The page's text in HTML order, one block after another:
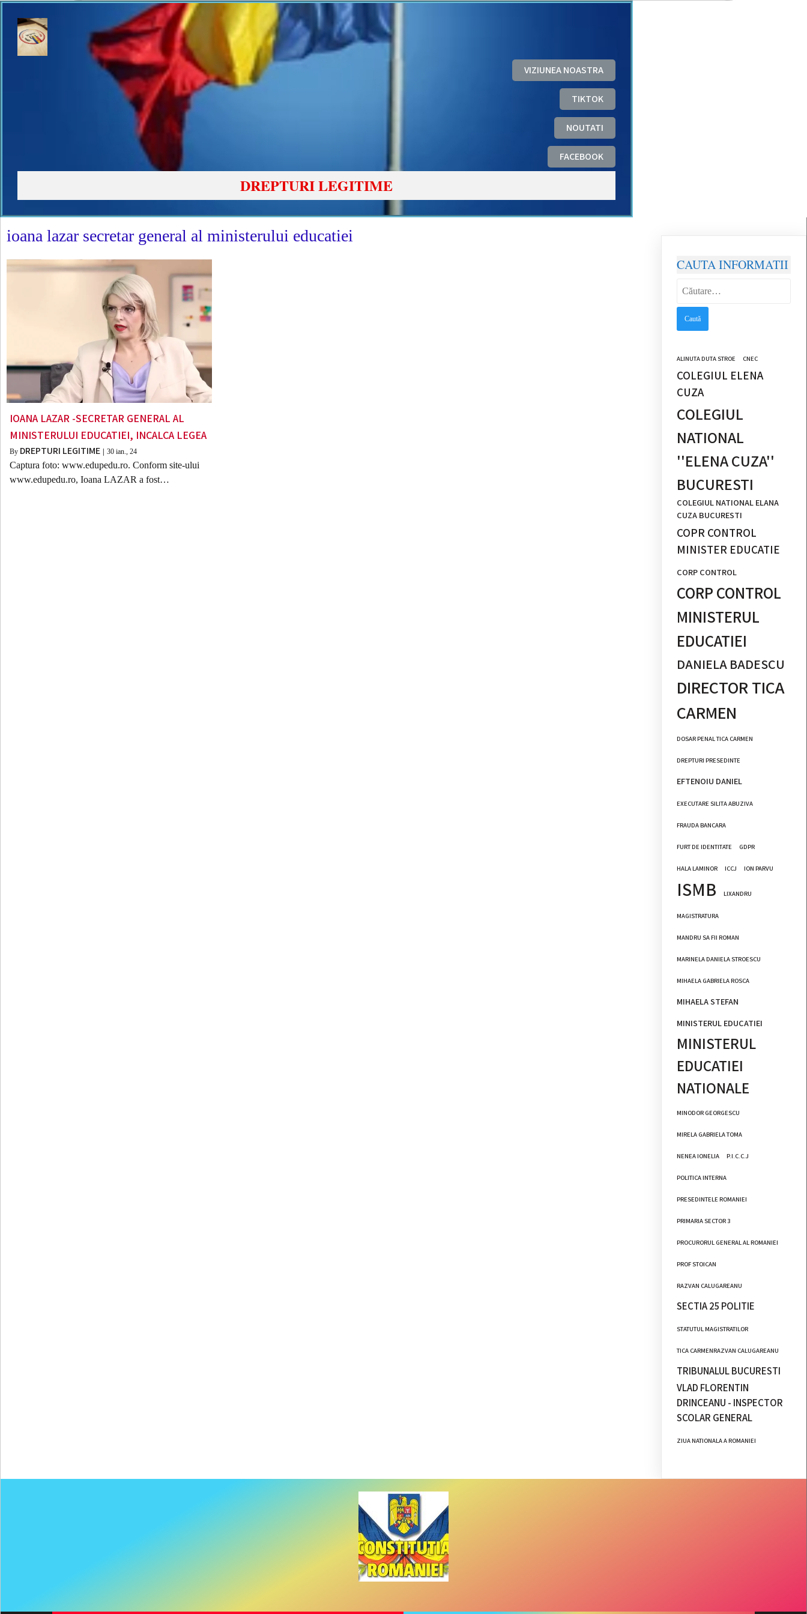
VIZIUNEA NOASTRA
TIKTOK
NOUTATI
FACEBOOK
DREPTURI LEGITIME
ioana lazar secretar general al ministerului educatiei
IOANA LAZAR -SECRETAR GENERAL AL
MINISTERULUI EDUCATIEI, INCALCA LEGEA
By DREPTURI LEGITIME 30 ian., 24
Captura foto: www.edupedu.ro. Conform site-ului
www.edupedu.ro, Ioana LAZAR a fost…
CAUTA INFORMATII
ALINUTA DUTA STROE CNEC
COLEGIUL ELENA
CUZA
COLEGIUL
NATIONAL
''ELENA CUZA''
BUCURESTI
COLEGIUL NATIONAL ELANA
CUZA BUCURESTI
COPR CONTROL
MINISTER EDUCATIE
CORP CONTROL
CORP CONTROL
MINISTERUL
EDUCATIEI
DANIELA BADESCU
DIRECTOR TICA
CARMEN
DOSAR PENAL TICA CARMEN
DREPTURI PRESEDINTE
EFTENOIU DANIEL
EXECUTARE SILITA ABUZIVA
FRAUDA BANCARA
FURT DE IDENTITATE GDPR
HALA LAMINOR ICCJ ION PARVU
ISMB LIXANDRU
MAGISTRATURA
MANDRU SA FII ROMAN
MARINELA DANIELA STROESCU
MIHAELA GABRIELA ROSCA
MIHAELA STEFAN
MINISTERUL EDUCATIEI
MINISTERUL
EDUCATIEI
NATIONALE
MINODOR GEORGESCU
MIRELA GABRIELA TOMA
NENEA IONELIA P.I.C.C.J
POLITICA INTERNA
PRESEDINTELE ROMANIEI
PRIMARIA SECTOR 3
PROCURORUL GENERAL AL ROMANIEI
PROF STOICAN
RAZVAN CALUGAREANU
SECTIA 25 POLITIE
STATUTUL MAGISTRATILOR
TICA CARMENRAZVAN CALUGAREANU
TRIBUNALUL BUCURESTI
VLAD FLORENTIN
DRINCEANU - INSPECTOR
SCOLAR GENERAL
ZIUA NATIONALA A ROMANIEI